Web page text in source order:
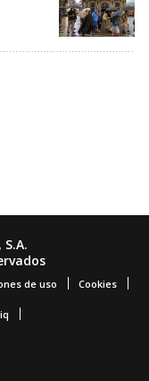
de uso Cookies